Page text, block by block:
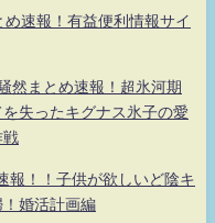
速報！有益便利情報サイ
然まとめ速報！超氷河期
失ったキグナス氷子の愛
戦
報！！子供が欲しいど陰キ
婚活計画編